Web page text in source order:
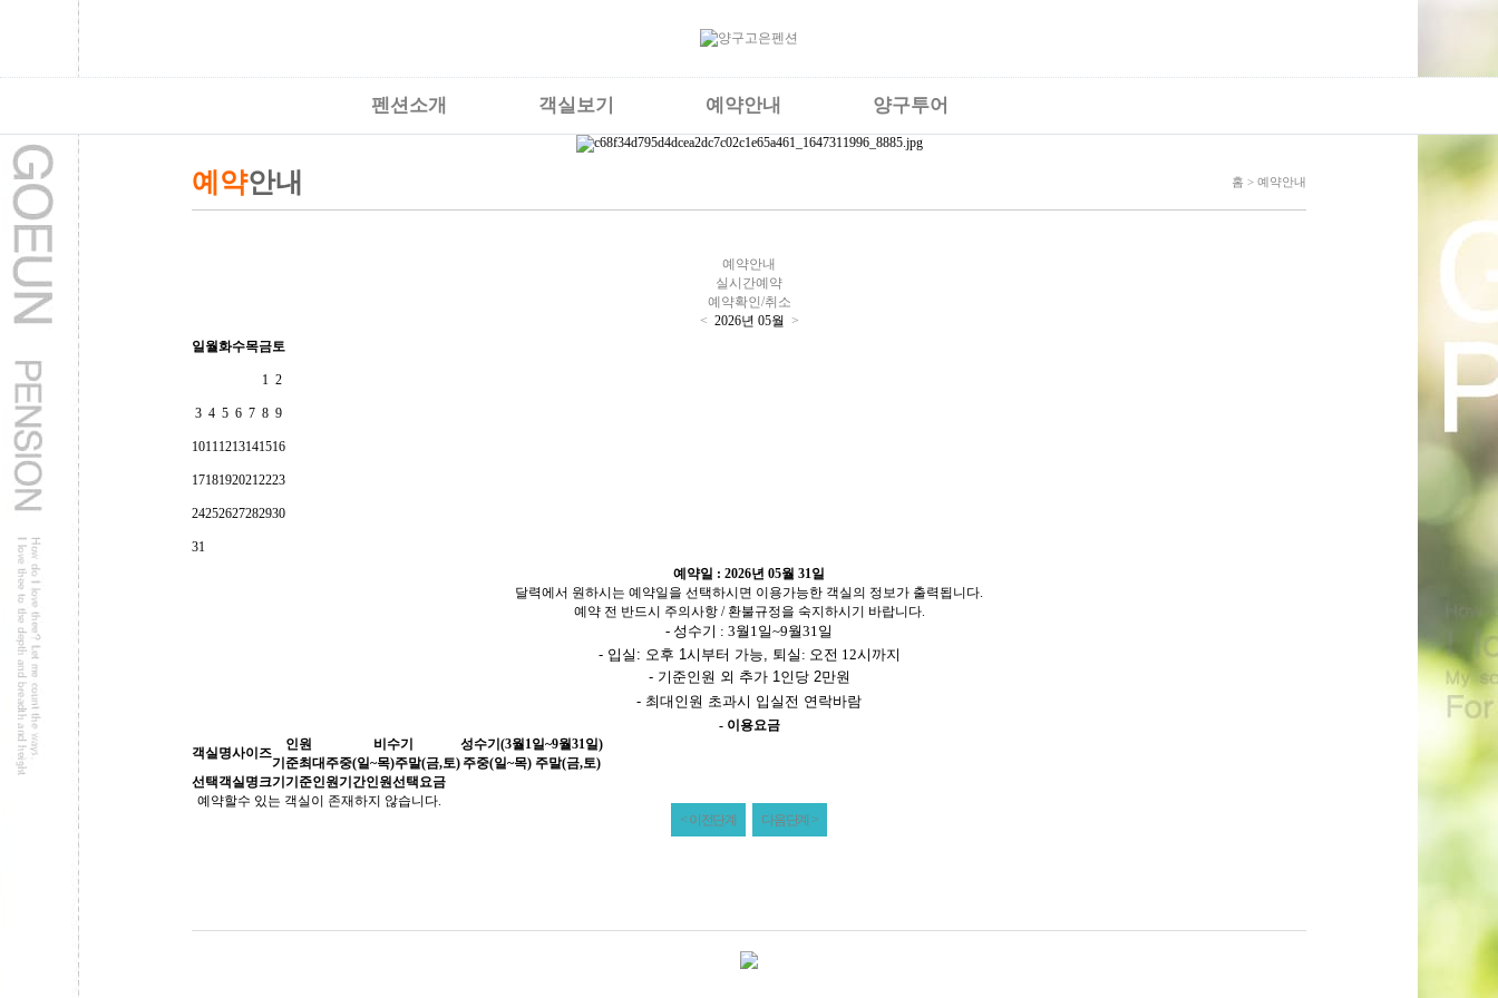
펜션소개 객실보기 예약안내 양구투어
예약안내 홈 > 예약안내
예약안내
실시간예약
예약확인/취소
< 2026년 05월 >
일월화수목금토
1 2
3 4 5 6 7 8 9
10111213141516
17181920212223
24252627282930
31
예약일 : 2026년 05월 31일
달력에서 원하시는 예약일을 선택하시면 이용가능한 객실의 정보가 출력됩니다.
예약 전 반드시 주의사항 / 환불규정을 숙지하시기 바랍니다.
- 성수기 : 3월1일~9월31일
- 입실: 오후 1시부터 가능, 퇴실: 오전 12시까지​
- 기준인원 외 추가 1인당 2만원
- 최대인원 초과시 입실전 연락바람
- 이용요금
객실명사이즈
인원 비수기
성수기(3월1일~9월31일)
기준최대 주중(일~목)주말(금,토) 주중(일~목) 주말(금,토)
선택 객실명크기 기준인원기간인원선택 요금
예약할수 있는 객실이 존재하지 않습니다.
< 이전단계
다음단계 >